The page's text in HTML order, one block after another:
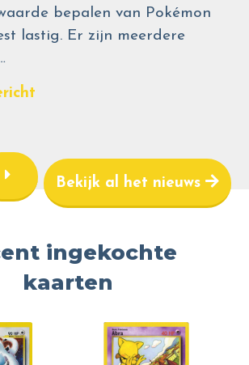
bepalen van Pokémon
lastig. Er zijn meerdere
Bekijk al het nieuws
ingekochte
kaarten